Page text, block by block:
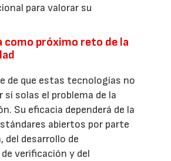
para valorar su
como próximo reto de la
de que estas tecnologías no
sí solas el problema de la
Su eficacia dependerá de la
abiertos por parte
del desarrollo de
verificación y del